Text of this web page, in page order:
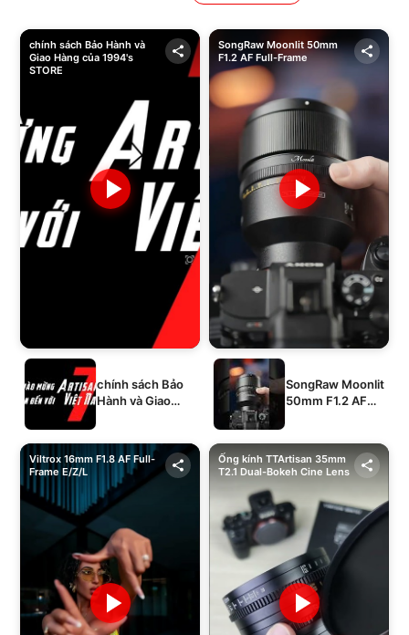
chính sách Bảo Hành và
Giao Hàng của 1994's
STORE
chính sách Bảo
Hành và Giao
SongRaw Moonlit 50mm
F1.2 AF Full-Frame
SongRaw Moonlit
50mm F1.2 AF
Viltrox 16mm F1.8 AF Full-
Frame E/Z/L
Ống kính TTArtisan 35mm
T2.1 Dual-Bokeh Cine Lens